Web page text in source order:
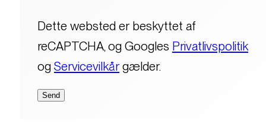
Dette websted er beskyttet af
reCAPTCHA, og Googles Privatlivspolitik
og Servicevilkårgælder.